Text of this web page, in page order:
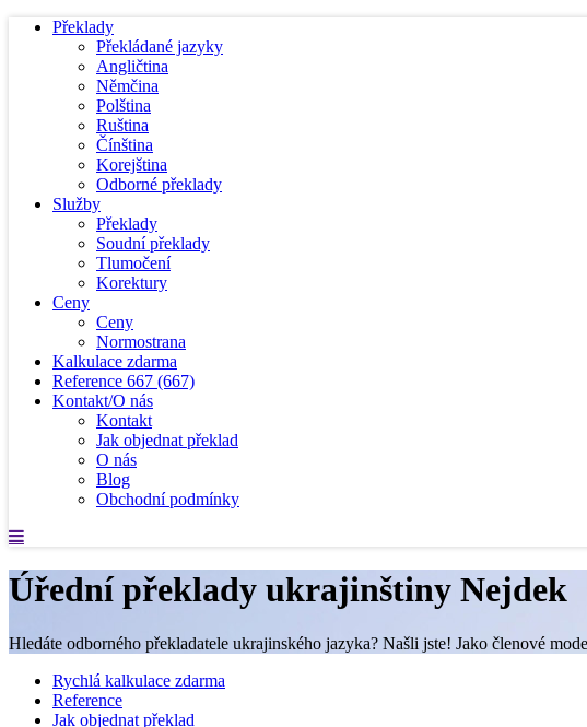
Překlady
Překládané jazyky
Angličtina
Němčina
Polština
Ruština
Čínština
Korejština
Odborné překlady
Služby
Překlady
Soudní překlady
Tlumočení
Korektury
Ceny
Ceny
Normostrana
Kalkulace zdarma
Reference 667 (667)
Kontakt/O nás
Kontakt
Jak objednat překlad
O nás
Blog
Obchodní podmínky
Úřední překlady ukrajinštiny Nejdek
Hledáte odborného překladatele ukrajinského jazyka? Našli jste! Jako členové
Rychlá kalkulace zdarma
Reference
Jak objednat překlad